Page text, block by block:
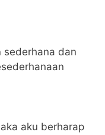
sederhana dan
aku berharap